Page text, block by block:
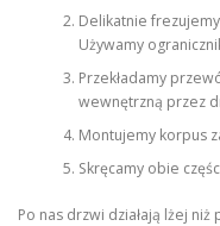
Delikatnie
Używamy
Przekładamy
wewnętrzną przez
Montujemy korpus
Skręcamy obie
Po nas drzwi działają lżej